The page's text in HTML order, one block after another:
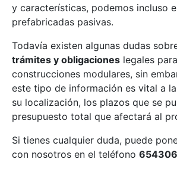
y características, podemos incluso
prefabricadas pasivas.
Todavía existen algunas dudas
trámites y obligaciones legales
construcciones modulares, sin
este tipo de información es vital a
su localización, los plazos que se
presupuesto total que afectará al
Si tienes cualquier duda, puede
con nosotros en el teléfono